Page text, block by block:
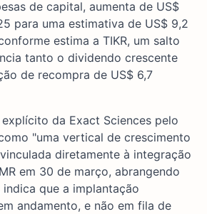
de capital, aumenta de US$
para uma estimativa de US$ 9,2
estima a TIKR, um salto
tanto o dividendo crescente
de recompra de US$ 6,7
da Exact Sciences pelo
"uma vertical de crescimento
diretamente à integração
em 30 de março, abrangendo
que a implantação
andamento, e não em fila de